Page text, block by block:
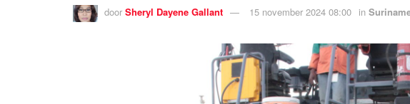
door Sheryl Dayene Gallant 15 november 2024 08:00 in